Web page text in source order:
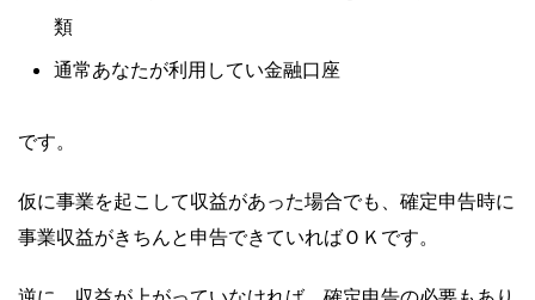
類
通常あなたが利用してい金融口座
です。
仮に事業を起こして収益があった場合でも、確定申告時に
事業収益がきちんと申告できていればＯＫです。